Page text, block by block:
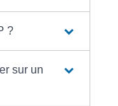
?
sur un